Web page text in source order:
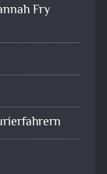
Fry